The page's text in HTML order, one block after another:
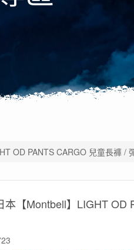
OD PANTS CARGO 兒童長褲 /
本【Montbell】LIGHT OD